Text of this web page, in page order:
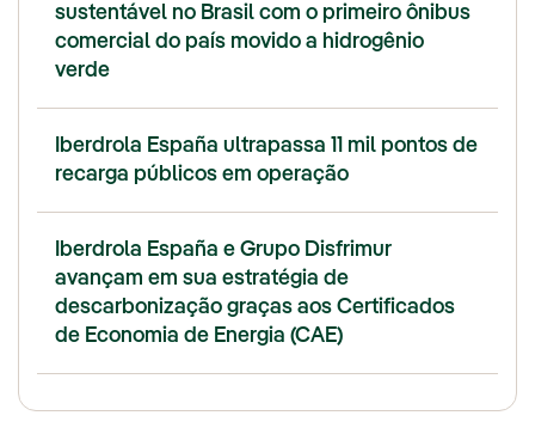
sustentável no Brasil com o primeiro ônibus
comercial do país movido a hidrogênio
verde
Iberdrola España ultrapassa 11 mil pontos de
recarga públicos em operação
Iberdrola España e Grupo Disfrimur
avançam em sua estratégia de
descarbonização graças aos Certificados
de Economia de Energia (CAE)